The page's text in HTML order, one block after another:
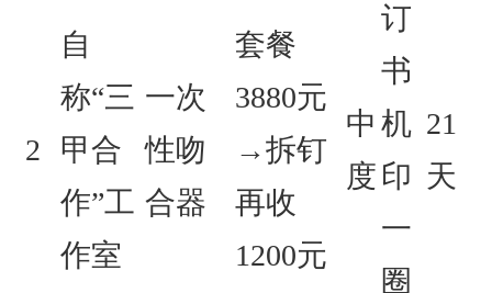
2
自
称“三
甲合
作”工
作室
一次
性吻
合器
套餐
3880元
→拆钉
再收
1200元
中
度
订
书
机
印
一
圈
21
天